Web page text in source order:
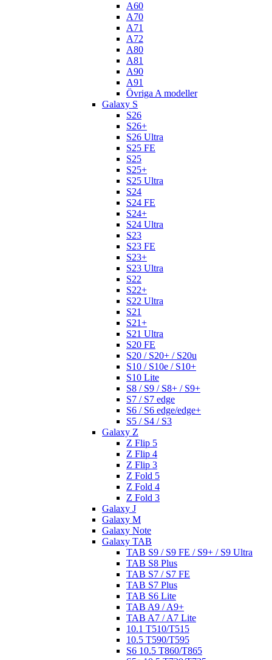
A60
A70
A71
A72
A80
A81
A90
A91
Övriga A modeller
Galaxy S
S26
S26+
S26 Ultra
S25 FE
S25
S25+
S25 Ultra
S24
S24 FE
S24+
S24 Ultra
S23
S23 FE
S23+
S23 Ultra
S22
S22+
S22 Ultra
S21
S21+
S21 Ultra
S20 FE
S20 / S20+ / S20u
S10 / S10e / S10+
S10 Lite
S8 / S9 / S8+ / S9+
S7 / S7 edge
S6 / S6 edge/edge+
S5 / S4 / S3
Galaxy Z
Z Flip 5
Z Flip 4
Z Flip 3
Z Fold 5
Z Fold 4
Z Fold 3
Galaxy J
Galaxy M
Galaxy Note
Galaxy TAB
TAB S9 / S9 FE / S9+ / S9 Ultra
TAB S8 Plus
TAB S7 / S7 FE
TAB S7 Plus
TAB S6 Lite
TAB A9 / A9+
TAB A7 / A7 Lite
10.1 T510/T515
10.5 T590/T595
S6 10.5 T860/T865